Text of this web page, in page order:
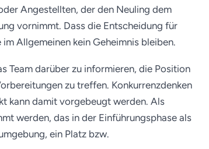
Angestellten, der den Neuling dem
vornimmt. Dass die Entscheidung für
Allgemeinen kein Geheimnis bleiben.
Team darüber zu informieren, die Position
zu treffen. Konkurrenzdenken
kann damit vorgebeugt werden. Als
werden, das in der Einführungsphase als
ein Platz bzw.